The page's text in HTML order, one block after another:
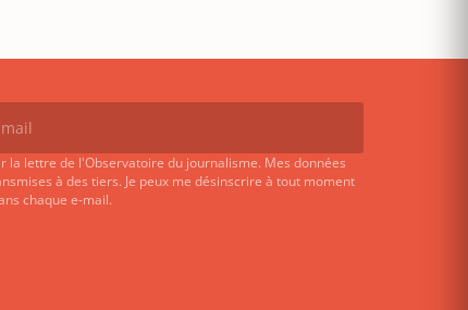
la lettre de l'Observatoire du journalisme. Mes données
à des tiers. Je peux me désinscrire à tout moment
chaque e-mail.